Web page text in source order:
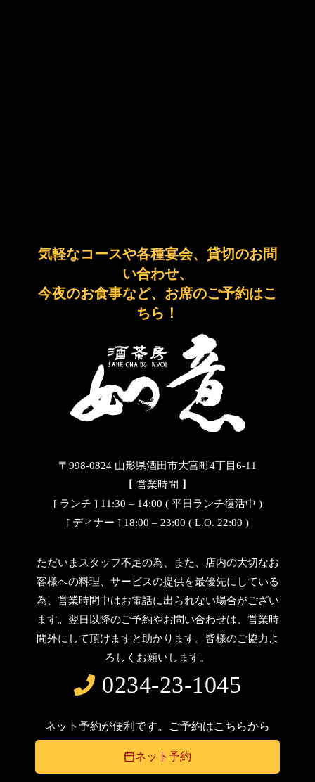
気軽なコースや各種宴会、貸切のお問
い合わせ、
今夜のお食事など、お席のご予約はこ
ちら！
〒998-0824 山形県酒田市大宮町4丁目6-11
【 営業時間 】
[ ランチ ] 11:30 – 14:00 ( 平日ランチ復活中 )
[ ディナー ] 18:00 – 23:00 ( L.O. 22:00 )
ただいまスタッフ不足の為、また、店内の大切なお
客様への料理、サービスの提供を最優先にしている
為、営業時間中はお電話に出られない場合がござい
ます。翌日以降のご予約やお問い合わせは、営業時
間外にして頂けますと助かります。皆様のご協力よ
ろしくお願いします。
0234-23-1045
ネット予約が便利です。ご予約はこちらから
ネット予約